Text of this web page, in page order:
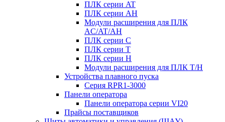
ПЛК серии AT
ПЛК серии AH
Модули расширения для ПЛК
AC/AT/AH
ПЛК серии C
ПЛК серии T
ПЛК серии H
Модули расширения для ПЛК T/H
Устройства плавного пуска
Серия RPR1-3000
Панели оператора
Панели оператора серии VI20
Прайсы поставщиков